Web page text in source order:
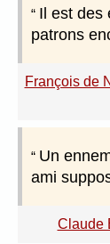
Il est des
patrons
François de
Un
ami
Claude